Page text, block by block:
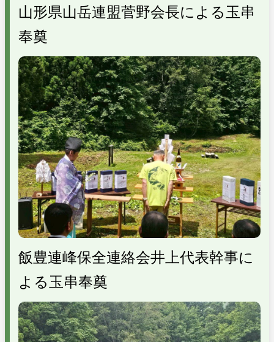
山形県山岳連盟菅野会長による玉串
奉奠
飯豊連峰保全連絡会井上代表幹事に
よる玉串奉奠